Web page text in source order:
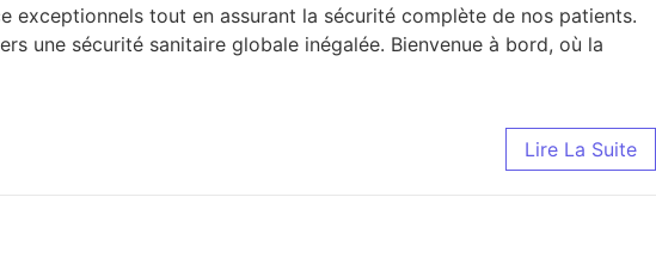
exceptionnels tout en assurant la sécurité complète de nos patients.
une sécurité sanitaire globale inégalée. Bienvenue à bord, où la
Lire La Suite